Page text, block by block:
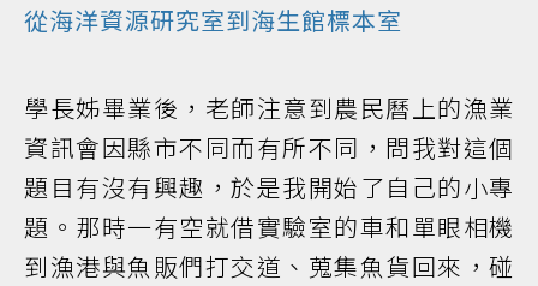
從海洋資源研究室到海生館標本室
學長姊畢業後，老師注意到農民曆上的漁業
資訊會因縣市不同而有所不同，問我對這個
題目有沒有興趣，於是我開始了自己的小專
題。那時一有空就借實驗室的車和單眼相機
到漁港與魚販們打交道、蒐集魚貨回來，碰